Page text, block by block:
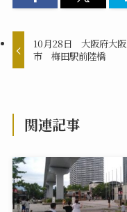
10月28日 大阪府大阪
市 梅田駅前陸橋
関連記事